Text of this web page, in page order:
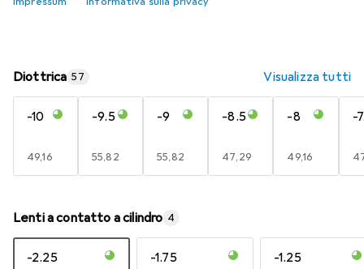
Diottrica 57 Visualizza tutti
-10
EUR
49,16
-9.5
EUR
55,82
-9
EUR
55,82
-8.5
EUR
47,29
-8
EUR
49,16
-
Lenti a contatto a cilindro 4
-2.25 -1.75 -1.25